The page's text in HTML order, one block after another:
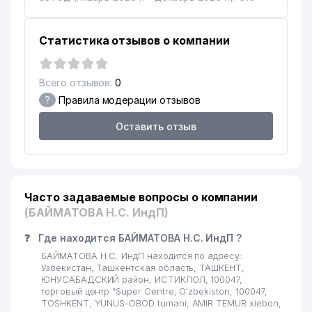
16
КАЗАХСКИЙ НАЦИОНАЛЬНЫЙ
УЗБЕКИСТАНА
17
ЭЛЕКТРИЧЕСКИЕ СЕТИ АО
ЭНЕРГИЯ КООРДИНАЦИОННО-
ДИСПЕТЧЕРСКИЙ ЦЕНТР
ЛАШКАРБЕГИ МАХАЛЛИНСКИЙ
20
PARKER RUSSELL AUDIT OOO
АУДИТОРСКАЯ ОРГАНИЗАЦИЯ
700 м
21
PARKER RUSSELL FINANCE
ООО
702 м
22 ДОМ-МУЗЕЙ С.П. БОРОДИНА 763 м
23 ALL BEST SERVICE ООО 778 м
Статистика отзывов о компании
Всего отзывов: 0
? Правила модерации отзывов
Оставить отзыв
Часто задаваемые вопросы о компании
(БАЙМАТОВА Н.С. ИндП)
❓ Где находится БАЙМАТОВА Н.С. ИндП ?
БАЙМАТОВА Н.С. ИндП находится по адресу:
Узбекистан, Ташкентская область, ТАШКЕНТ,
ЮНУСАБАДСКИЙ район, ИСТИКЛОЛ, 100047,
торговый центр "Super Centre, O'zbekiston, 100047,
TOSHKENT, YUNUS-OBOD tumani, AMIR TEMUR xiеbon,